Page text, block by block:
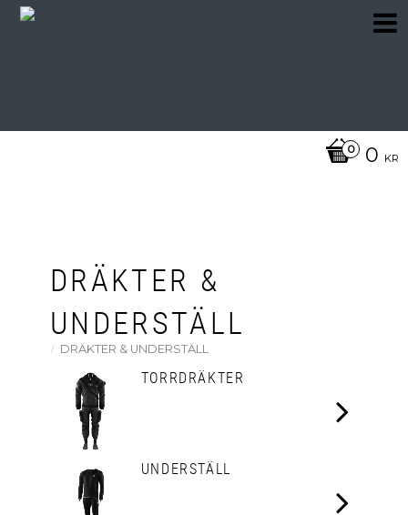
0 KR
DRÄKTER &
UNDERSTÄLL
DRÄKTER & UNDERSTÄLL
TORRDRÄKTER
UNDERSTÄLL